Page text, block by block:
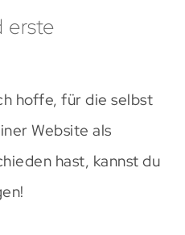
erste
hoffe, für die selbst
Website als
hast, kannst du